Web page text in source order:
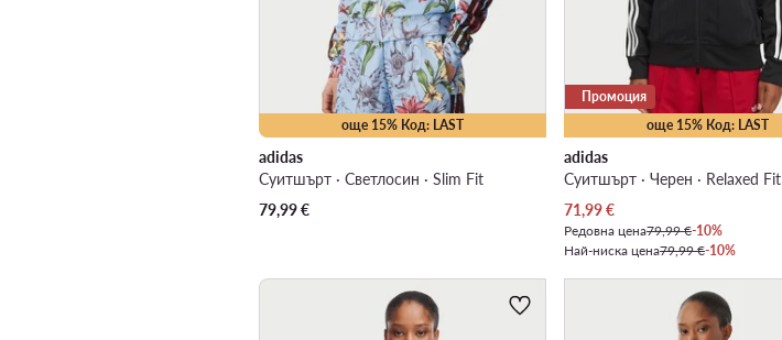
още 15% Код: LAST
adidas
Суитшърт · Светлосин · Slim Fit
79,99€
още 15% Код: LAST
Промоция
adidas
Суитшърт · Черен · Relaxed Fit
Актуална цена
71,99€
Редовна цена79,99 €-10%
Най-ниска цена79,99 €-10%